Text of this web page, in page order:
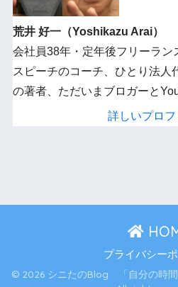
荒井 好一（Yoshikazu Arai）
会社員38年・定年後フリーラン
スピーチのコーチ、ひとり法人
の著者、ただいまブロガーと
詳しいプロ
プライバシー
© 2026 シニたのBlog 「自分の時間